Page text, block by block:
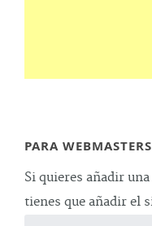
PARA WEBMASTERS
Si quieres añadir
tienes que añadir el